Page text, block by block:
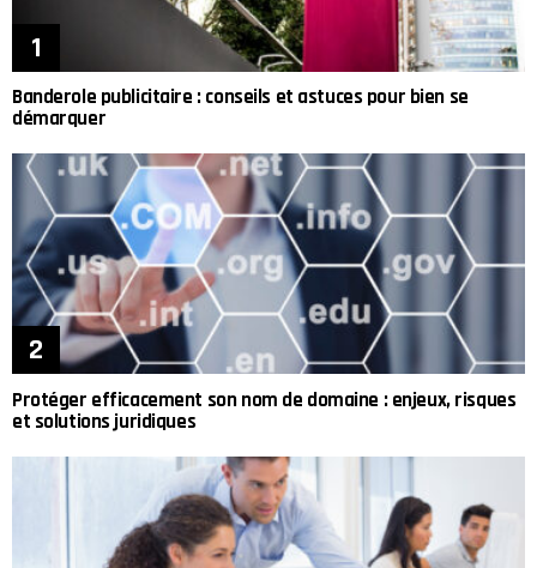
Banderole publicitaire : conseils et astuces pour bien se
démarquer
Protéger efficacement son nom de domaine : enjeux, risques
et solutions juridiques